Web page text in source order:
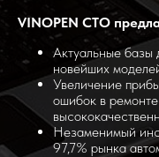
VINOPEN СТО
Актуальные базы
новейших
Увеличение
ошибок в
Незаменимый
97,7% рынка